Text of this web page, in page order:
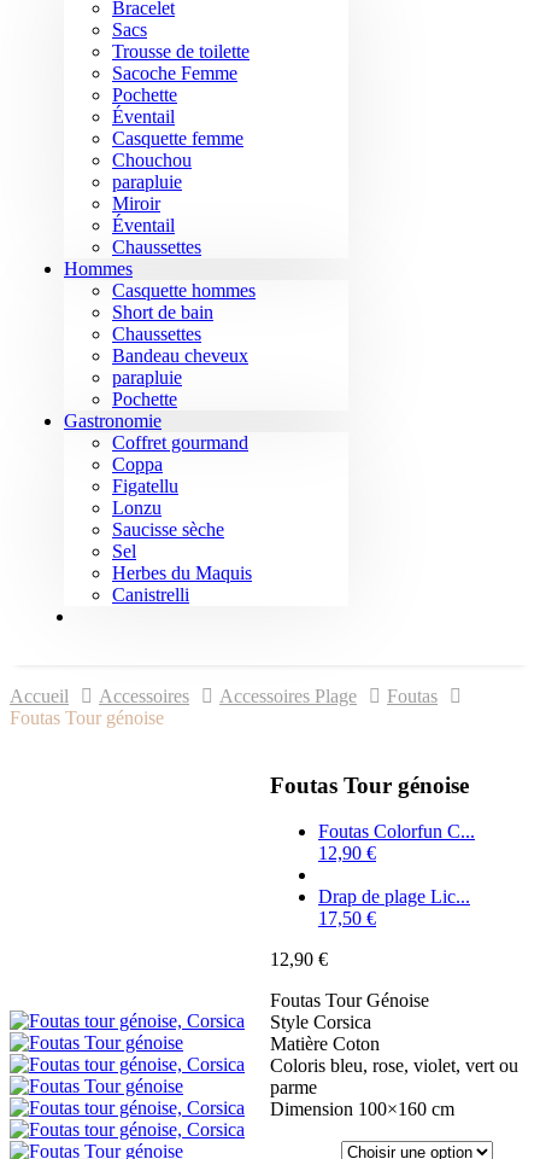
Bracelet
Sacs
Trousse de toilette
Sacoche Femme
Pochette
Éventail
Casquette femme
Chouchou
parapluie
Miroir
Éventail
Chaussettes
Hommes
Casquette hommes
Short de bain
Chaussettes
Bandeau cheveux
parapluie
Pochette
Gastronomie
Coffret gourmand
Coppa
Figatellu
Lonzu
Saucisse sèche
Sel
Herbes du Maquis
Canistrelli
Accueil Accessoires Accessoires Plage
Foutas
Foutas Tour génoise
Foutas Tour génoise
Foutas Colorfun C...
12,90 €
Drap de plage Lic...
17,50 €
12,90 €
Foutas Tour Génoise
Style Corsica
Matière Coton
Coloris bleu, rose, violet, vert ou
parme
Dimension 100×160 cm